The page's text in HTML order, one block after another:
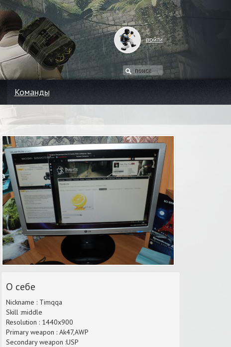
войти
Команды
О себе
Nickname : Timqqa
Skill :middle
Resolution : 1440x900
Primary weapon : Ak47,AWP
Secondary weapon :USP